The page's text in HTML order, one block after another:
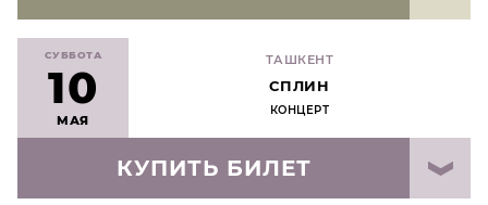
СУББОТА
10
МАЯ
ТАШКЕНТ
СПЛИН
КОНЦЕРТ
КУПИТЬ БИЛЕТ